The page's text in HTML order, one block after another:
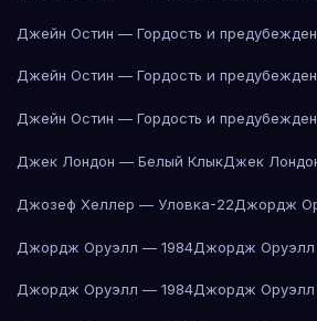
Джейн Остин — Гордость и
Джейн Остин — Гордость и
Джейн Остин — Гордость и
Джек Лондон — Белый КлыкДжек
Джозеф Хеллер — Уловка-22Джордж
Джордж Оруэлл — 1984Джордж
Джордж Оруэлл — 1984Джордж Оруэлл